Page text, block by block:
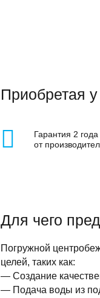
Приобретая
Гарантия 2 года
от
Для чего
Погружной
целей, таких как:
— Создание
— Подача воды из